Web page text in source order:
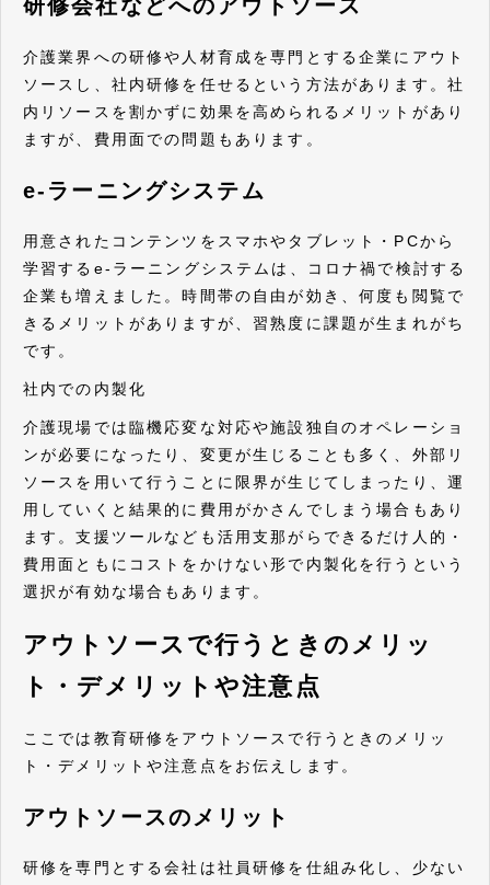
研修会社などへのアウトソース
介護業界への研修や人材育成を専門とする企業にアウト
ソースし、社内研修を任せるという方法があります。社
内リソースを割かずに効果を高められるメリットがあり
ますが、費用面での問題もあります。
e-ラーニングシステム
用意されたコンテンツをスマホやタブレット・PCから
学習するe-ラーニングシステムは、コロナ禍で検討する
企業も増えました。時間帯の自由が効き、何度も閲覧で
きるメリットがありますが、習熟度に課題が生まれがち
です。
社内での内製化
介護現場では臨機応変な対応や施設独自のオペレーショ
ンが必要になったり、変更が生じることも多く、外部リ
ソースを用いて行うことに限界が生じてしまったり、運
用していくと結果的に費用がかさんでしまう場合もあり
ます。支援ツールなども活用支那がらできるだけ人的・
費用面ともにコストをかけない形で内製化を行うという
選択が有効な場合もあります。
アウトソースで行うときのメリッ
ト・デメリットや注意点
ここでは教育研修をアウトソースで行うときのメリッ
ト・デメリットや注意点をお伝えします。
アウトソースのメリット
研修を専門とする会社は社員研修を仕組み化し、少ない